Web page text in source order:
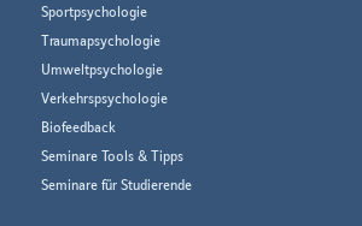
Sportpsychologie
Traumapsychologie
Umweltpsychologie
Verkehrspsychologie
Biofeedback
Seminare Tools & Tipps
Seminare für Studierende